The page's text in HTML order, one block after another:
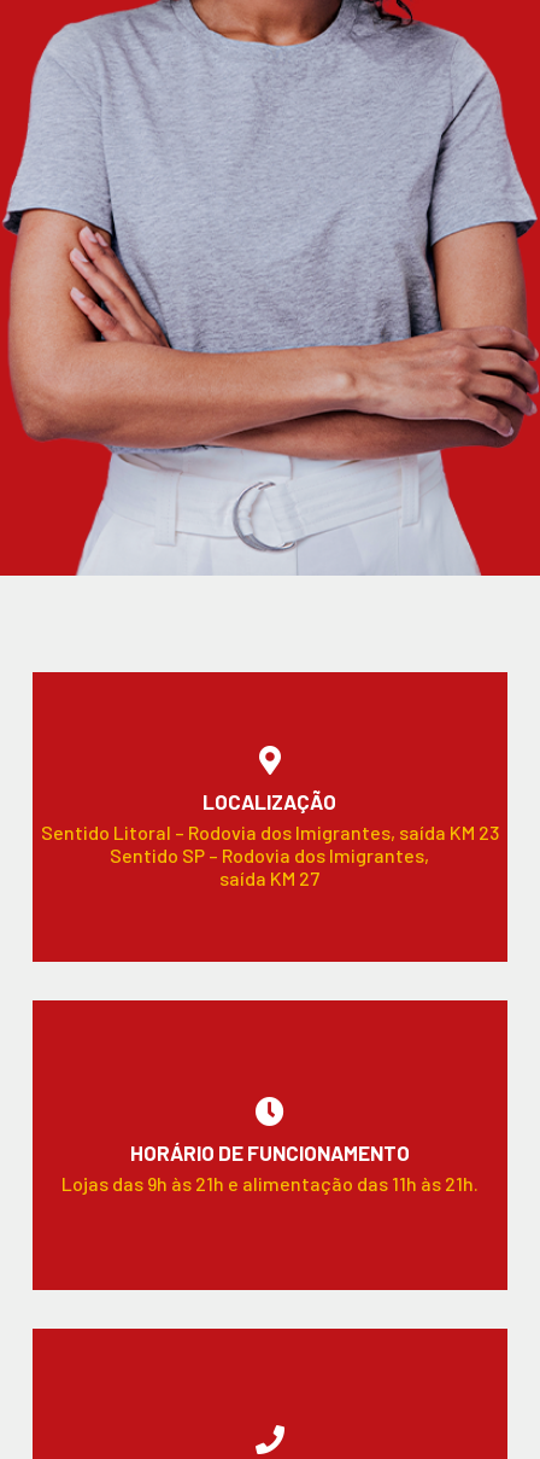
LOCALIZAÇÃO
Sentido Litoral – Rodovia dos Imigrantes, saída KM 23
Sentido SP – Rodovia dos Imigrantes,
saída KM 27
HORÁRIO DE FUNCIONAMENTO
Lojas das 9h às 21h e alimentação das 11h às 21h.